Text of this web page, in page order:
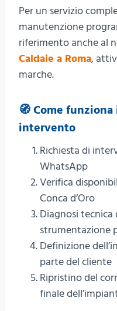
Per un servizio
manutenzione
riferimento anche al
Caldaie a Roma,
marche.
🧭 Come
intervento
Richiesta di
WhatsApp
Verifica
Conca d’Oro
Diagnosi tecnica
strumentazione
Definizione
parte del cliente
Ripristino del
finale